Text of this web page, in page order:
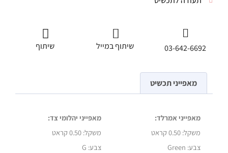
03-642-6692 שיתוף במייל שיתוף
מאפייני תכשיט
מאפייני אמרלד:
מאפייני יהלומי צד:
משקל: 0.50 קראט
משקל: 0.50
קראט
צבע: Green
צבע: G